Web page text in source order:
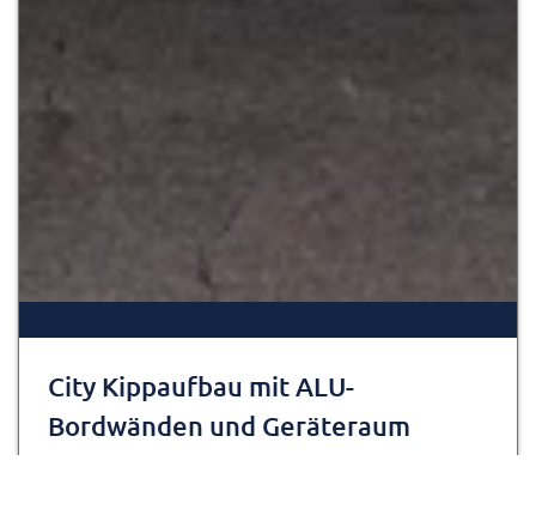
City Kippaufbau mit ALU-
Bordwänden und Geräteraum